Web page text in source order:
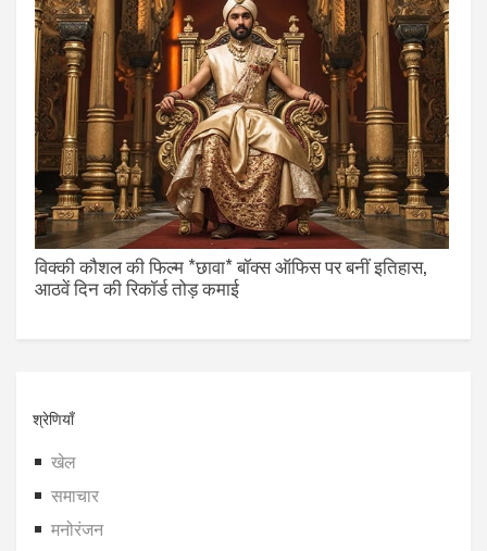
विक्की कौशल की फिल्म *छावा* बॉक्स ऑफिस पर बनीं इतिहास,
आठवें दिन की रिकॉर्ड तोड़ कमाई
श्रेणियाँ
खेल
समाचार
मनोरंजन